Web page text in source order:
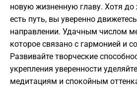
новую жизненную главу. Хотя
есть путь, вы уверенно
направлении. Удачным числом
которое связано с гармонией и
Развивайте творческие
укрепления уверенности
медитациям и спокойным